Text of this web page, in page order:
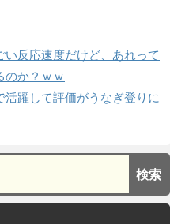
い反応速度だけど、あれって
のか？ｗｗ
活躍して評価がうなぎ登りに